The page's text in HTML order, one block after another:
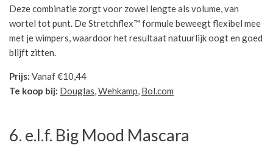
Deze combinatie zorgt voor zowel lengte als volume, van
wortel tot punt. De Stretchflex™ formule beweegt flexibel mee
met je wimpers, waardoor het resultaat natuurlijk oogt en goed
blijft zitten.
Prijs: Vanaf €10,44
Te koop bij: Douglas Wehkamp Bol.com
6. e.l.f. Big Mood Mascara